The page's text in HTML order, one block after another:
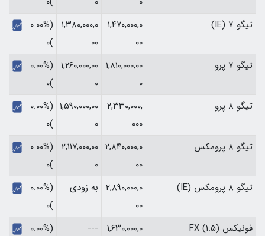
تیگو 7 (IE)
۱,۴۷۰,۰۰۰,۰
۰۰
۱,۳۸۰,۰۰۰,۰
۰۰
(۰.۰۰%
)۰
تیگو 7 پرو
۱,۸۱۰,۰۰۰,۰۰
۰
۱,۲۶۰,۰۰۰,۰۰
۰
(۰.۰۰%
)۰
تیگو 8 پرو
۲,۳۳۰,۰۰۰,
۰۰۰
۱,۵۹۰,۰۰۰,۰۰
۰
(۰.۰۰%
)۰
تیگو 8 پرومکس
۲,۸۴۰,۰۰۰,۰
۰۰
۲,۱۱۷,۰۰۰,۰۰
۰
(۰.۰۰%
)۰
تیگو 8 پرومکس (IE)
۲,۸۹۰,۰۰۰,۰
۰۰
به زودی
(۰.۰۰%
)۰
فونیکس FX (1.5)
۱,۶۳۰,۰۰۰,۰
---
(۰.۰۰%